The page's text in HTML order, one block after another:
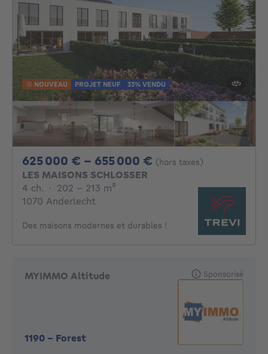
NOUVEAU PROJET NEUF 33% VENDU
625 000 € - 655 000 € De 625000€ À
(hors taxes)
LES MAISONS SCHLOSSER
4 ch. 4 chambres
· 202 - 213 m²
1070 Anderlecht
Des maisons modernes et durables !
MYIMMO Altitude
1190 - Forest
Sponsorisé